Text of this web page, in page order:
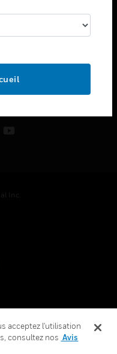
Inc.
acceptez l'utilisation
consultez nos Avis